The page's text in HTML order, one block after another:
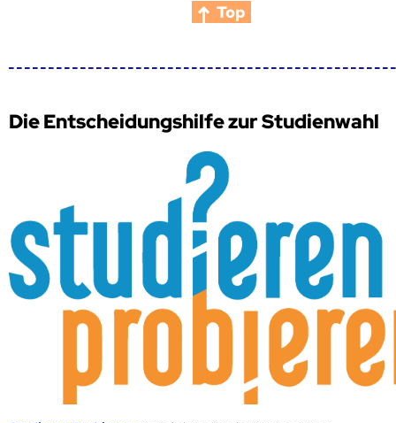
Top
Die Entscheidungshilfe zur Studienwahl